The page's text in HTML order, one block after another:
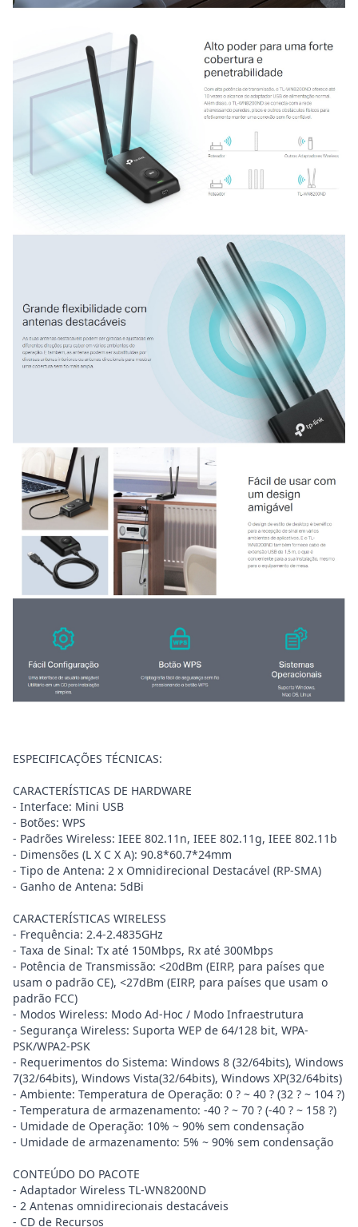
ESPECIFICAÇÕES TÉCNICAS:
CARACTERÍSTICAS DE HARDWARE
- Interface: Mini USB
- Botões: WPS
- Padrões Wireless: IEEE 802.11n, IEEE 802.11g, IEEE 802.11b
- Dimensões (L X C X A): 90.8*60.7*24mm
- Tipo de Antena: 2 x Omnidirecional Destacável (RP-SMA)
- Ganho de Antena: 5dBi
CARACTERÍSTICAS WIRELESS
- Frequência: 2.4-2.4835GHz
- Taxa de Sinal: Tx até 150Mbps, Rx até 300Mbps
- Potência de Transmissão: <20dBm (EIRP, para países que
usam o padrão CE), <27dBm (EIRP, para países que usam o
padrão FCC)
- Modos Wireless: Modo Ad-Hoc / Modo Infraestrutura
- Segurança Wireless: Suporta WEP de 64/128 bit, WPA-
PSK/WPA2-PSK
- Requerimentos do Sistema: Windows 8 (32/64bits), Windows
7(32/64bits), Windows Vista(32/64bits), Windows XP(32/64bits)
- Ambiente: Temperatura de Operação: 0 ? ~ 40 ? (32 ? ~ 104 ?)
- Temperatura de armazenamento: -40 ? ~ 70 ? (-40 ? ~ 158 ?)
- Umidade de Operação: 10% ~ 90% sem condensação
- Umidade de armazenamento: 5% ~ 90% sem condensação
CONTEÚDO DO PACOTE
- Adaptador Wireless TL-WN8200ND
- 2 Antenas omnidirecionais destacáveis
- CD de Recursos